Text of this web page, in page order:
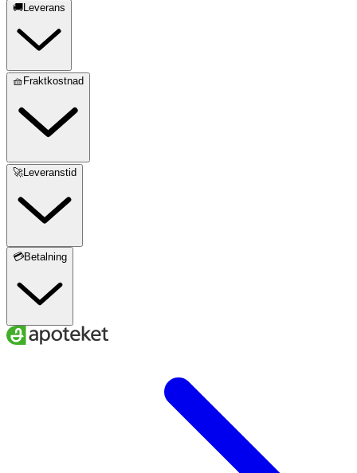
🚚Leverans
🧺Fraktkostnad
🚀Leveranstid
💳Betalning